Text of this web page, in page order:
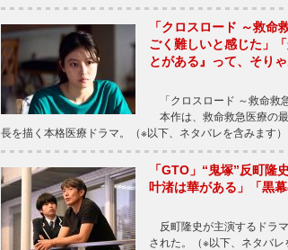
「クロスロード ～救
ごく難しいと感じた」
とがある』って、そり
「クロスロード ～救命救
本作は、救命救急医療の
長を描く本格医療ドラマ。（※以下、ネタバレを含みま
「GTO」“鬼塚”反町
叶渚は華がある」「黒幕
反町隆史が主演するドラ
された。（※以下、ネタバ